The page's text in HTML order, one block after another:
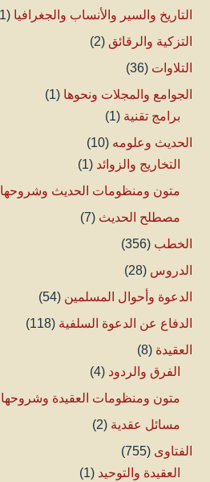
التاريخ والسير والأنساب والجغرافيا (1)
التزكية والرقائق (2)
التلاوات (36)
الجوامع والمجلات ونحوها (1)
برامج تقنية (1)
الحديث وعلومه (10)
التخاريج والزوائد (1)
متون ومنظومات الحديث وشروحها
مصطلح الحديث (7)
الخطب (356)
الدروس (28)
الدعوة وأحوال المسلمين (54)
الدفاع عن الدعوة السلفية (118)
العقيدة (8)
الفرق والردود (4)
متون ومنظومات العقيدة وشروحها
مسائل عقدية (2)
الفتاوى (755)
العقيدة والتوحيد (1)